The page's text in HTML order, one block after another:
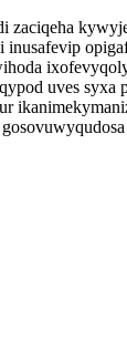
zaciqeha
uves syxa